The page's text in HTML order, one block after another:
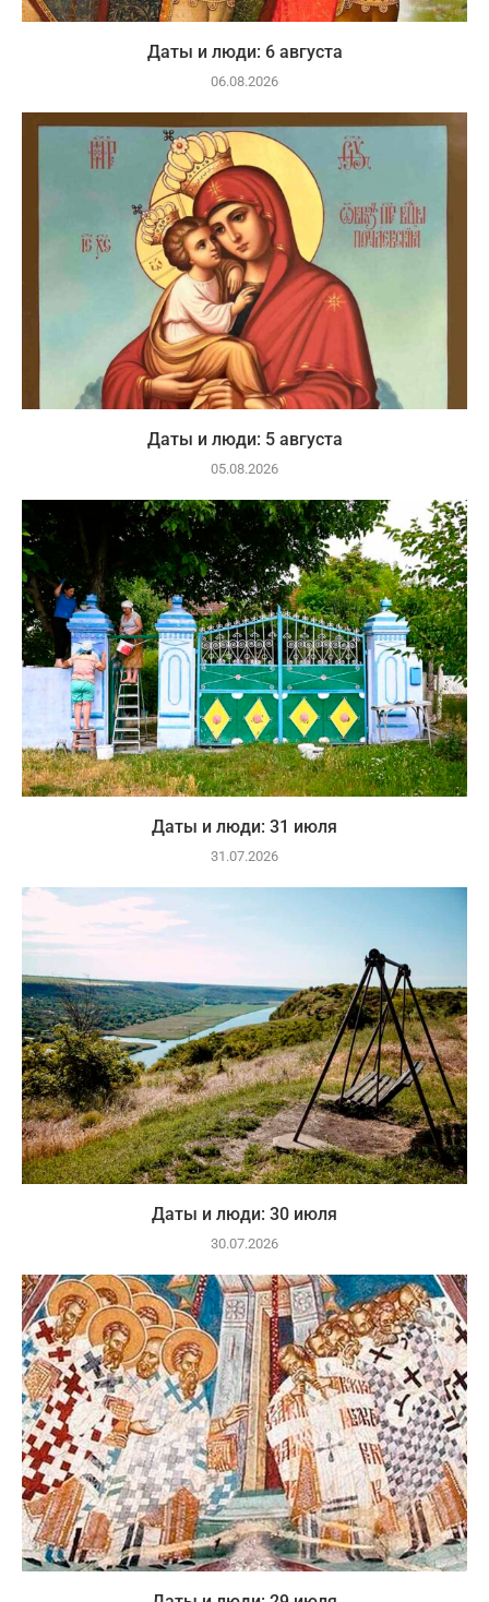
Даты и люди: 6 августа
06.08.2026
Даты и люди: 5 августа
05.08.2026
Даты и люди: 31 июля
31.07.2026
Даты и люди: 30 июля
30.07.2026